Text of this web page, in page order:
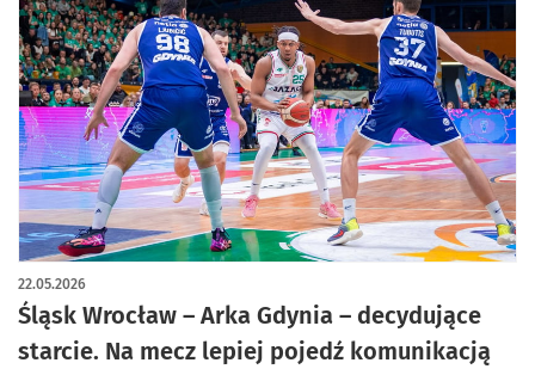
Śląsk Wrocław – Arka Gdynia – decydujące
starcie. Na mecz lepiej pojedź komunikacją
22.05.2026